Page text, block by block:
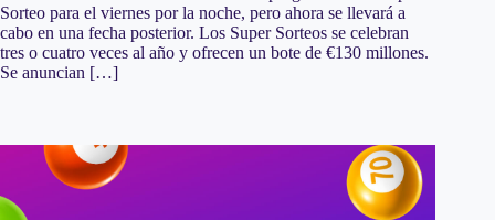
Sorteo para el viernes por la noche, pero ahora se llevará a
cabo en una fecha posterior. Los Super Sorteos se celebran
tres o cuatro veces al año y ofrecen un bote de €130 millones.
Se anuncian […]